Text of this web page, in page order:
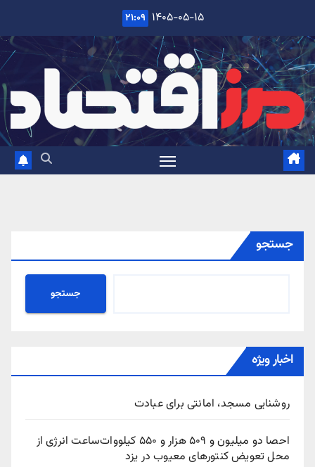
content
۱۴۰۵-۰۵-۱۵ ۲۱:۰۹
جستجو
جستجو
اخبار ویژه
روشنایی مسجد، امانتی برای عبادت
احصا دو میلیون و ۵۰۹ هزار و ۵۵۰ کیلووات‌ساعت انرژی از
محل تعویض کنتورهای معیوب در یزد